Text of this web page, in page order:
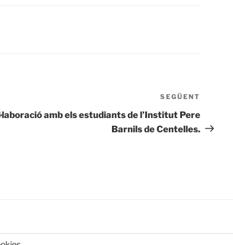
següent
SEGÜENT
amb els estudiants de l’Institut Pere
Barnils de Centelles.